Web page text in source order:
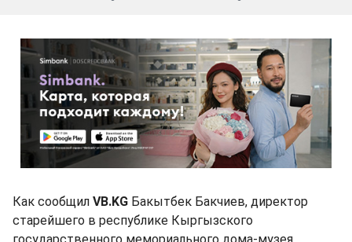
Как сообщил VB.KG Бакытбек Бакчиев, директор
старейшего в республике Кыргызского